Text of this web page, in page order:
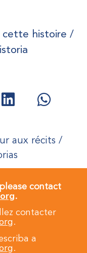
histoire /
aux récits /
contact
.
contacter
.
a
.